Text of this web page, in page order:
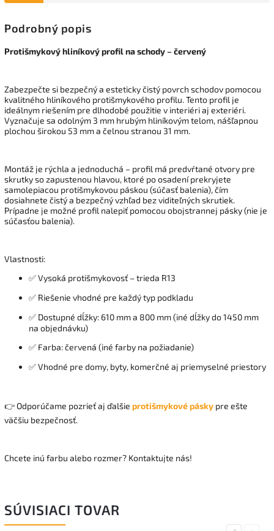
Podrobný popis
Protišmykový hliníkový profil na schody – červený
Zabezpečte si bezpečný a esteticky čistý povrch schodov pomocou
kvalitného hliníkového protišmykového profilu. Tento profil je
ideálnym riešením pre dlhodobé použitie v interiéri aj exteriéri.
Vyznačuje sa odolným 3 mm hrubým hliníkovým telom, nášľapnou
plochou širokou 53 mm a čelnou stranou 31 mm.
Montáž je rýchla a jednoduchá – profil má predvŕtané otvory pre
skrutky so zapustenou hlavou, ktoré po osadení prekryjete
samolepiacou protišmykovou páskou (súčasť balenia), čím
dosiahnete čistý a bezpečný vzhľad bez viditeľných skrutiek.
Prípadne je možné profil nalepiť pomocou obojstrannej pásky (nie je
súčasťou balenia).
Vlastnosti:
✅ Vysoká protišmykovosť – trieda R13
✅ Riešenie vhodné pre každý typ podkladu
✅ Dostupné dĺžky: 610 mm a 800 mm (iné dĺžky do 1450 mm
na objednávku)
✅ Farba: červená (iné farby na požiadanie)
✅ Vhodné pre domy, byty, komerčné aj priemyselné priestory
👉 Odporúčame pozrieť aj ďalšie protišmykové pásky pre ešte
väčšiu bezpečnosť.
Chcete inú farbu alebo rozmer? Kontaktujte nás!
SÚVISIACI TOVAR